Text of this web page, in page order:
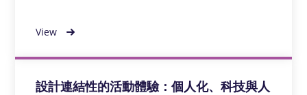
View
設計連結性的活動體驗：個人化、科技與人